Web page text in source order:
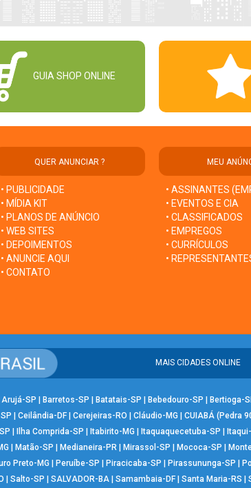
GUIA SHOP ONLINE
QUER ANUNCIAR ?
• PUBLICIDADE
• MÍDIA KIT
• PLANOS DE ANÚNCIO
• WEB SITES
• DEPOIMENTOS
• ANUNCIE AQUI
• CONTATO
MEU
• ASSINANTES
• EVENTOS E CIA
• CLASSIFICADOS
• EMPREGOS
• CURRÍCULOS
•
MAIS CIDADES ONLINE
Arujá-SP | Barretos-SP | Batatais-SP | Bebedouro-SP | Bertioga-
| Ceilândia-DF | Cerejeiras-RO | Cláudio-MG | CUIABÁ (Pedra
| Ilha Comprida-SP | Itabirito-MG | Itaquaquecetuba-SP |
| Matão-SP | Medianeira-PR | Mirassol-SP | Mococa-SP |
Preto-MG | Peruíbe-SP | Piracicaba-SP | Pirassununga-SP |
| Salto-SP | SALVADOR-BA| Samambaia-DF| Santa Maria-RS |